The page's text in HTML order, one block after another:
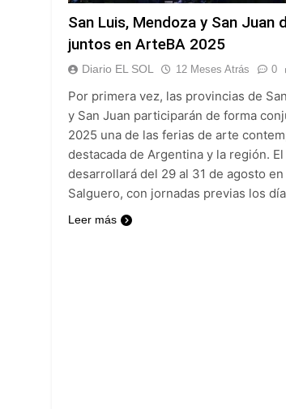
18
La
18
19
La
19
San Luis, Mendoza y San Juan
juntos en ArteBA 2025
Diario EL SOL 12 Meses Atrás 0
Por primera vez, las provincias de
y San Juan participarán de forma
2025 una de las ferias de arte
destacada de Argentina y la región.
desarrollará del 29 al 31 de agosto
Salguero, con jornadas previas los
Leer más